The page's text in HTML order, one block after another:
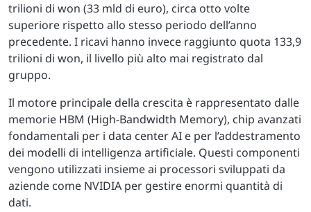
trilioni di won (33 mld di euro), circa otto volte
superiore rispetto allo stesso periodo dell’anno
precedente. I ricavi hanno invece raggiunto quota 133,9
trilioni di won, il livello più alto mai registrato dal
gruppo.
Il motore principale della crescita è rappresentato dalle
memorie HBM (High-Bandwidth Memory), chip avanzati
fondamentali per i data center AI e per l’addestramento
dei modelli di intelligenza artificiale. Questi componenti
vengono utilizzati insieme ai processori sviluppati da
aziende come NVIDIA per gestire enormi quantità di
dati.